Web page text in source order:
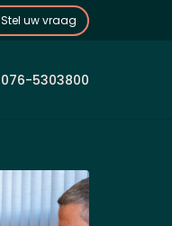
Stel uw vraag
076-5303800